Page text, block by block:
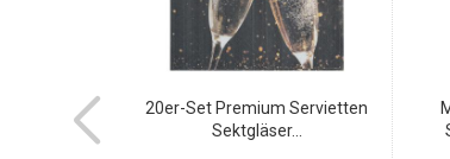
und
20er-Set Premium Servietten
Sektgläser...